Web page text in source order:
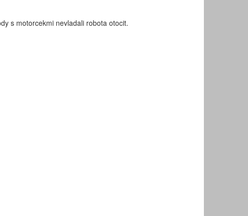
s motorcekmi nevladali robota otocit.